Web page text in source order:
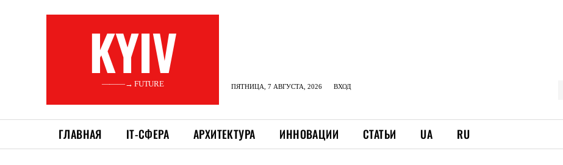
KYIV
———→ FUTURE ПЯТНИЦА, 7 АВГУСТА, 2026 ВХОД
ГЛАВНАЯ ІТ-СФЕРА АРХИТЕКТУРА ИННОВАЦИИ СТАТЬИ UA RU